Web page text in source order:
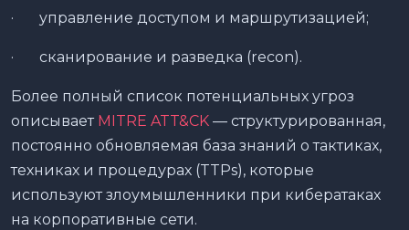
· управление доступом и маршрутизацией;
· сканирование и разведка (recon).
Более полный список потенциальных угроз
описывает MITRE ATT&CK — структурированная,
постоянно обновляемая база знаний о тактиках,
техниках и процедурах (TTPs), которые
используют злоумышленники при кибератаках
на корпоративные сети.